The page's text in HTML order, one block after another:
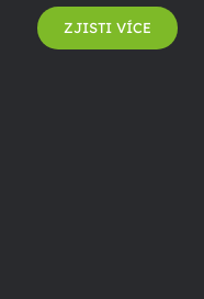
ZJISTI VÍCE